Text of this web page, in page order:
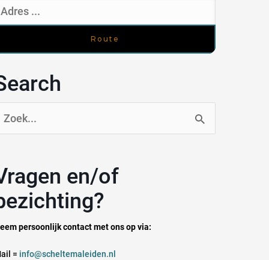
Search
of
persoonlijk contact met ons op via:
= info@scheltemaleiden.nl